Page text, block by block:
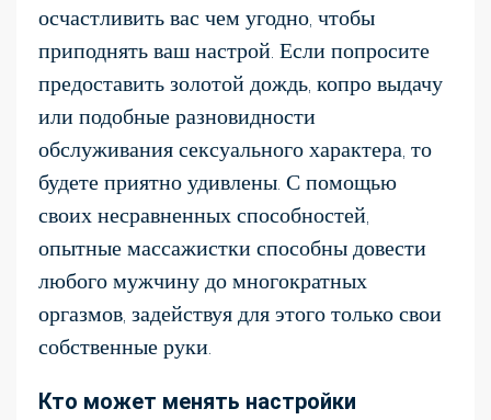
осчастливить вас чем угодно, чтобы
приподнять ваш настрой. Если попросите
предоставить золотой дождь, копро выдачу
или подобные разновидности
обслуживания сексуального характера, то
будете приятно удивлены. С помощью
своих несравненных способностей,
опытные массажистки способны довести
любого мужчину до многократных
оргазмов, задействуя для этого только свои
собственные руки.
Кто может менять настройки